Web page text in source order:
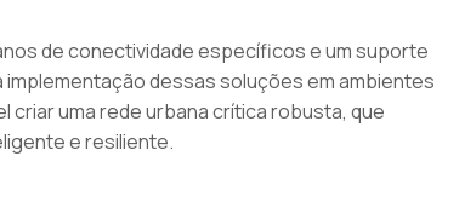
de conectividade específicos e um suporte
dessas soluções em ambientes
uma rede urbana crítica robusta, que
e resiliente.